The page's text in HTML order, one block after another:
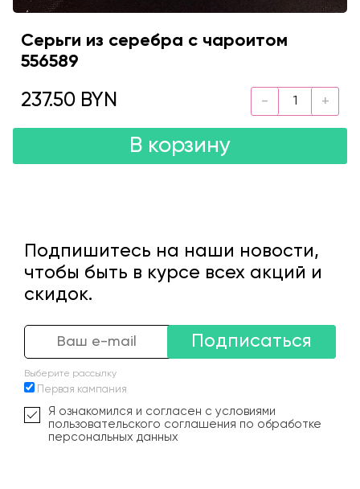
Серьги из серебра с чароитом
556589
237.50 BYN
В корзину
Подпишитесь на наши новости,
чтобы быть в курсе всех акций и
скидок.
Подписаться
Выберите рассылку
Первая кампания
Я ознакомился и согласен с условиями
пользовательского соглашения по обработке
персональных данных